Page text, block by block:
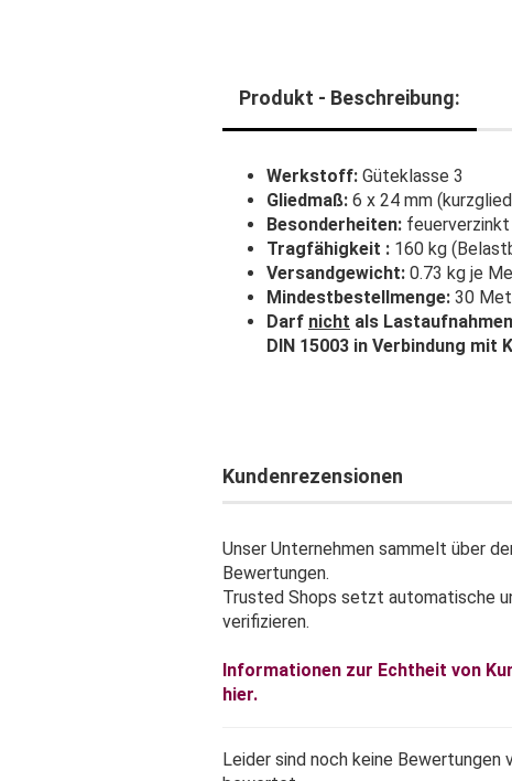
Produkt - Beschreibung:
Werkstoff: Güteklasse 3
Gliedmaß: 6 x 24 mm
Besonderheiten:
Tragfähigkeit : 160 kg
Versandgewicht: 0.73 kg je
Mindestbestellmenge: 30
Darf nicht als
DIN 15003 in Verbindung mit
Kundenrezensionen
Unser Unternehmen sammelt über
Bewertungen.
Trusted Shops setzt automatische
verifizieren.
Informationen zur Echtheit von
hier.
Leider sind noch keine Bewertungen